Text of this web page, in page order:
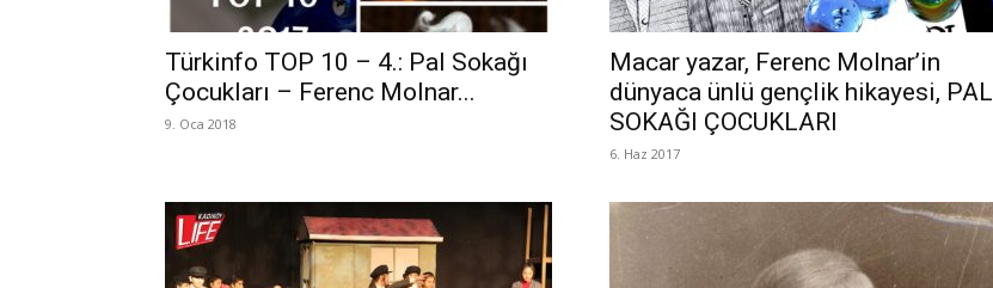
Türkinfo TOP 10 – 4.: Pal Sokağı
Çocukları – Ferenc Molnar...
9. Oca 2018
Macar yazar, Ferenc Molnar’in
dünyaca ünlü gençlik hikayesi, PAL
SOKAĞI ÇOCUKLARI
6. Haz 2017